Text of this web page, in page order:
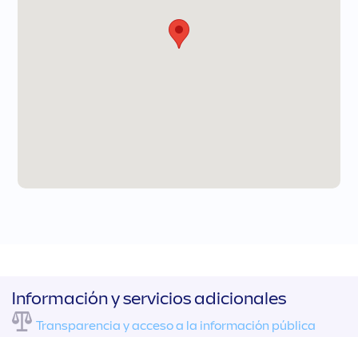
Información y servicios adicionales
Transparencia y acceso a la información pública